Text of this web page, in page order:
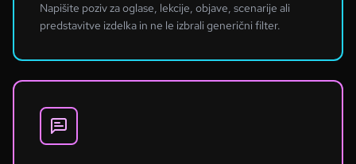
Napišite poziv za oglase, lekcije, objave, scenarije ali
predstavitve izdelka in ne le izbrali generični filter.